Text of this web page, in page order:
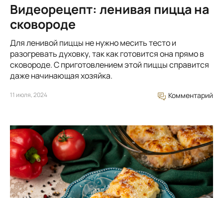
Видеорецепт: ленивая пицца на
сковороде
Для ленивой пиццы не нужно месить тесто и
разогревать духовку, так как готовится она прямо в
сковороде. С приготовлением этой пиццы справится
даже начинающая хозяйка.
11 июля, 2024 Комментарий